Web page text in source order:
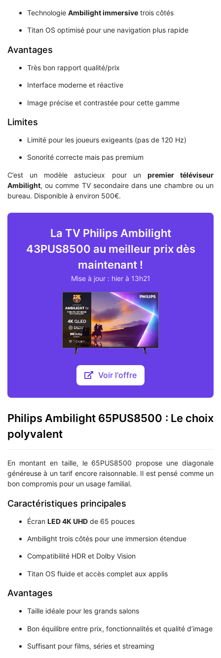
Technologie Ambilight immersive trois côtés
Titan OS optimisé pour une navigation plus rapide
Avantages
Très bon rapport qualité/prix
Interface moderne et réactive
Image précise et contrastée pour cette gamme
Limites
Limité pour les joueurs exigeants (pas de 120 Hz)
Sonorité correcte mais pas premium
C’est un modèle astucieux pour un premier téléviseur
Ambilight, ou comme TV secondaire dans une chambre ou un
bureau. Disponible à environ 500€.
La TV Philips Ambilight
43PUS8500 au meilleur prix dès
maintenant !
Mise à jour : hier à 13h21
Voir l'offre
Philips Ambilight 65PUS8500 : Le choix
polyvalent
En montant en taille, le 65PUS8500 propose une diagonale
généreuse à un tarif encore raisonnable. Il est pensé comme un
bon compromis pour un usage familial.
Caractéristiques principales
Écran LED 4K UHD de 65 pouces
Ambilight trois côtés pour une immersion étendue
Compatibilité HDR et Dolby Vision
Titan OS fluide et accès complet aux applis
Avantages
Taille idéale pour les grands salons
Bon équilibre entre prix, fonctionnalités et qualité d’image
Suffisant pour films, séries et streaming